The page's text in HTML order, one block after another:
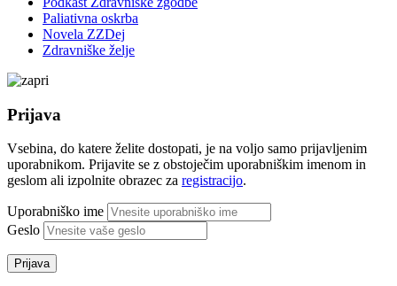
Paliativna oskrba
Novela ZZDej
Zdravniške želje
Prijava
Vsebina, do katere želite dostopati, je na voljo samo prijavljenim
uporabnikom. Prijavite se z obstoječim uporabniškim imenom in
geslom ali izpolnite obrazec za registracijo.
Uporabniško ime
Geslo
Prijava